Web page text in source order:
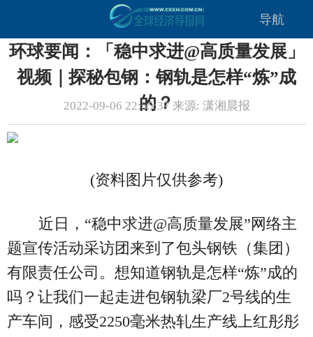
导航
环球要闻：「稳中求进@高质量发展」
视频｜探秘包钢：钢轨是怎样“炼”成
的？
2022-09-06 22:55:37 来源: 潇湘晨报
(资料图片仅供参考)
近日，“稳中求进@高质量发展”网络主
题宣传活动采访团来到了包头钢铁（集团）
有限责任公司。想知道钢轨是怎样“炼”成的
吗？让我们一起走进包钢轨梁厂2号线的生
产车间，感受2250毫米热轧生产线上红彤彤